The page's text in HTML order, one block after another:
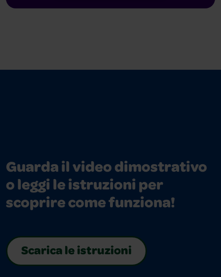
Guarda il video dimostrativo
o leggi le istruzioni per
scoprire come funziona!
Scarica le istruzioni